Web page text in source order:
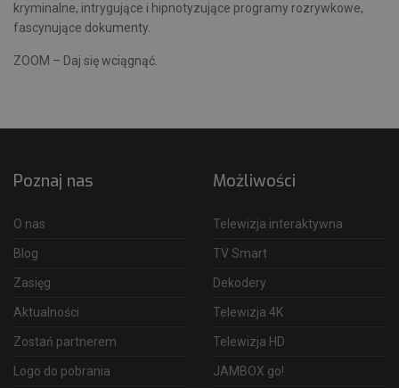
kryminalne, intrygujące i hipnotyzujące programy rozrywkowe,
fascynujące dokumenty.
ZOOM – Daj się wciągnąć.
Poznaj nas
O nas
Blog
Zasięg
Aktualności
Zostań partnerem
Logo do pobrania
Możliwości
Telewizja interaktywna
TV Smart
Dekodery
Telewizja 4K
Telewizja HD
JAMBOX go!